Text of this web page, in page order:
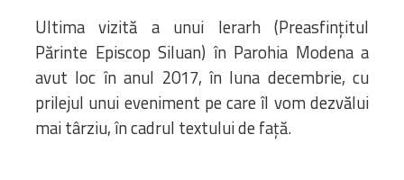
Ultima vizită a unui Ierarh (Preasfințitul
Părinte Episcop Siluan) în Parohia Modena a
avut loc în anul 2017, în luna decembrie, cu
prilejul unui eveniment pe care îl vom dezvălui
mai târziu, în cadrul textului de față.